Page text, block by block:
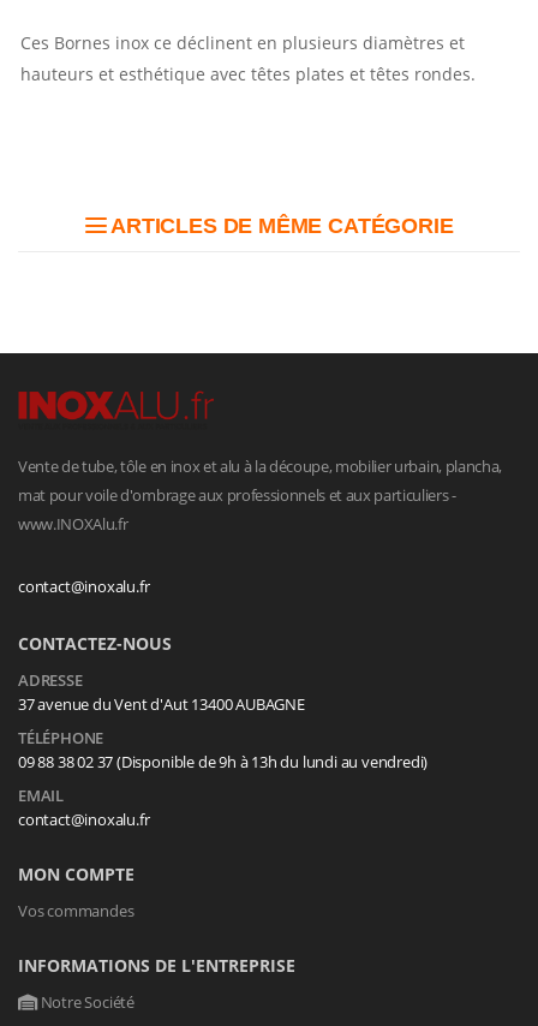
Ces Bornes inox ce déclinent en plusieurs diamètres et
hauteurs et esthétique avec têtes plates et têtes rondes.
ARTICLES DE MÊME CATÉGORIE
Vente de tube, tôle en inox et alu à la découpe, mobilier urbain, plancha,
mat pour voile d'ombrage aux professionnels et aux particuliers -
www.INOXAlu.fr
contact@inoxalu.fr
CONTACTEZ-NOUS
ADRESSE
37 avenue du Vent d'Aut 13400 AUBAGNE
TÉLÉPHONE
09 88 38 02 37 (Disponible de 9h à 13h du lundi au vendredi)
EMAIL
contact@inoxalu.fr
MON COMPTE
Vos commandes
INFORMATIONS DE L'ENTREPRISE
Notre Société